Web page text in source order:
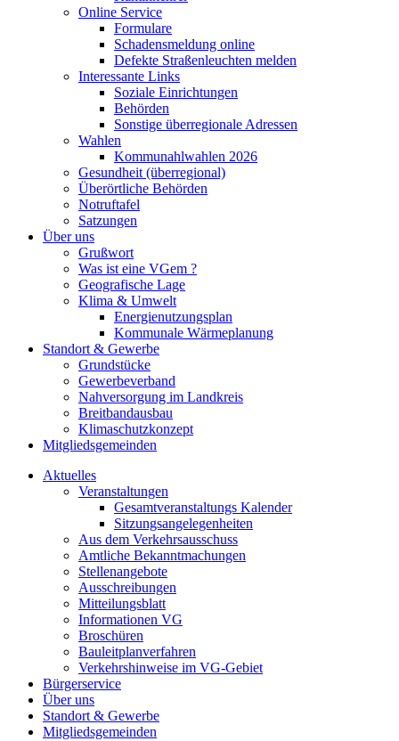
Online Service
Formulare
Schadensmeldung online
Defekte Straßenleuchten melden
Interessante Links
Soziale Einrichtungen
Behörden
Sonstige überregionale Adressen
Wahlen
Kommunahlwahlen 2026
Gesundheit (überregional)
Überörtliche Behörden
Notruftafel
Satzungen
Über uns
Grußwort
Was ist eine VGem ?
Geografische Lage
Klima & Umwelt
Energienutzungsplan
Kommunale Wärmeplanung
Standort & Gewerbe
Grundstücke
Gewerbeverband
Nahversorgung im Landkreis
Breitbandausbau
Klimaschutzkonzept
Mitgliedsgemeinden
Aktuelles
Veranstaltungen
Gesamtveranstaltungs Kalender
Sitzungsangelegenheiten
Aus dem Verkehrsausschuss
Amtliche Bekanntmachungen
Stellenangebote
Ausschreibungen
Mitteilungsblatt
Informationen VG
Broschüren
Bauleitplanverfahren
Verkehrshinweise im VG-Gebiet
Bürgerservice
Über uns
Standort & Gewerbe
Mitgliedsgemeinden